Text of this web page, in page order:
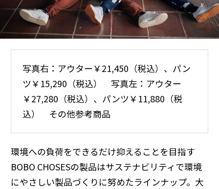
写真右：アウター￥21,450（税込）、パン
ツ￥15,290（税込） 写真左：アウター
￥27,280（税込）、パンツ￥11,880（税
込） その他参考商品
環境への負荷をできるだけ抑えることを目指す
BOBO CHOSESの製品はサステナビリティで環境
にやさしい製品づくりに努めたラインナップ。大